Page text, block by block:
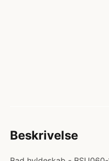
Beskrivelse